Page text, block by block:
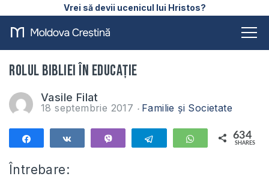
Vrei să devii ucenicul lui Hristos?
Rolul Bibliei în educație
Vasile Filat
18 septembrie 2017 Familie și Societate
Telegram WhatsApp
634
SHARES
Întrebare: